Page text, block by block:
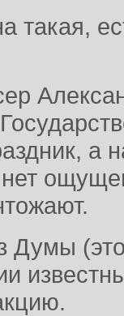
а
Думы